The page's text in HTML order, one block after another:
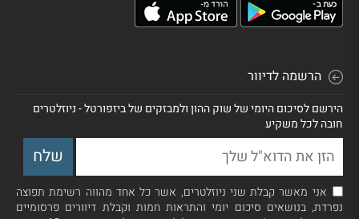
הרשמה לדיוור
הירשם לסיכום היומי של שוק ההון ולמבזקים של ביזפורטל - ניוזלטרים
חובה לכל משקיע
אני מאשר קבלת שני ניוזלטרים, אשר כל אחד מהווה רשימת תפוצה
נפרדת, בנושאים סיכום יומי והתראות חמות וקבלת דיוורים פרסומיים